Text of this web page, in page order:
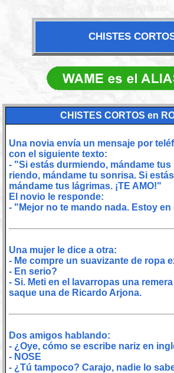
CHISTES
CHISTES CORTOS en
Una novia envía un mensaje por
con el siguiente texto:
- "Si estás durmiendo, mándame tus
riendo, mándame tu sonrisa. Si
mándame tus lágrimas. ¡TE AMO!"
El novio le responde:
- "Mejor no te mando nada. Estoy en
Una mujer le dice a otra:
- Me compre un suavizante de ropa
- En serio?
- Si. Meti en el lavarropas una
saque una de Ricardo Arjona.
Dos amigos hablando:
- ¿Oye, cómo se escribe nariz en
- NOSE
- ¿Tú tampoco? Carajo, nadie lo